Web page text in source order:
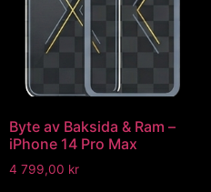
Byte av Baksida & Ram –
iPhone 14 Pro Max
4 799,00 kr